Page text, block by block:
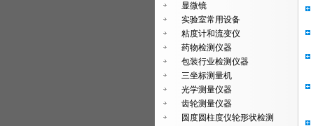
显微镜
实验室常用设备
粘度计和流变仪
药物检测仪器
包装行业检测仪器
三坐标测量机
光学测量仪器
齿轮测量仪器
圆度圆柱度仪轮形状检测